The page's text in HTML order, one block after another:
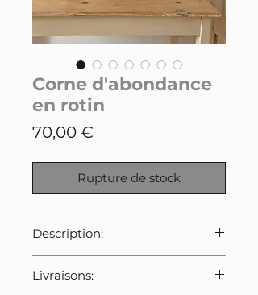
Corne d'abondance
en rotin
70,00 €
Rupture de stock
Description:
d'abondance en rotin datant des
Livraisons: